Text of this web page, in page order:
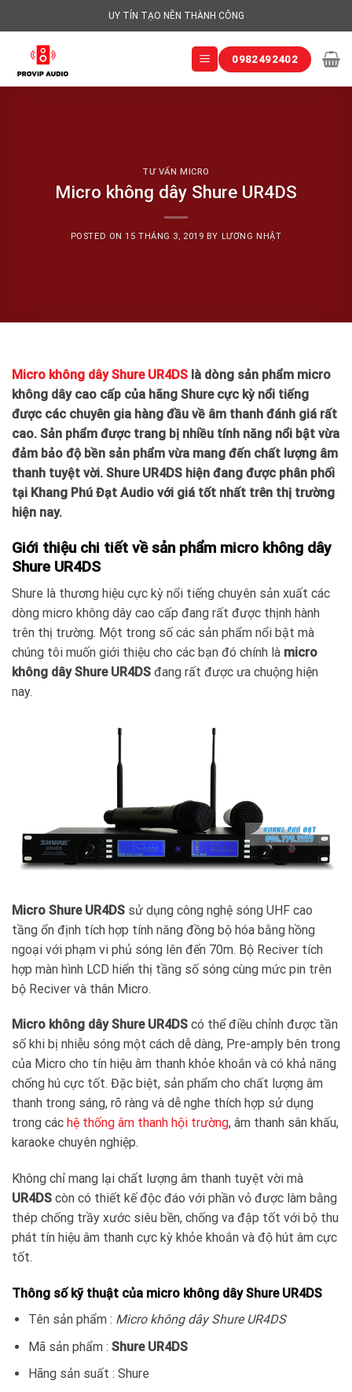
to
content
UY TÍN TẠO NÊN THÀNH CÔNG
0982492402
TƯ VẤN MICRO
Micro không dây Shure UR4DS
POSTED ON15 THÁNG 3, 2019 BY LƯƠNG NHẬT
Micro không dây Shure UR4DS là dòng sản phẩm micro
không dây cao cấp của hãng Shure cực kỳ nổi tiếng
được các chuyên gia hàng đầu về âm thanh đánh giá rất
cao. Sản phẩm được trang bị nhiều tính năng nổi bật vừa
đảm bảo độ bền sản phẩm vừa mang đến chất lượng âm
thanh tuyệt vời. Shure UR4DS hiện đang được phân phối
tại Khang Phú Đạt Audio với giá tốt nhất trên thị trường
hiện nay.
Giới thiệu chi tiết về sản phẩm micro không dây
Shure UR4DS
Shure là thương hiệu cực kỳ nổi tiếng chuyên sản xuất các
dòng micro không dây cao cấp đang rất được thịnh hành
trên thị trường. Một trong số các sản phẩm nổi bật mà
chúng tôi muốn giới thiệu cho các bạn đó chính là micro
không dây Shure UR4DS đang rất được ưa chuộng hiện
nay.
Micro Shure UR4DS sử dụng công nghệ sóng UHF cao
tầng ổn định tích hợp tính năng đồng bộ hóa bằng hồng
ngoại với phạm vi phủ sóng lên đến 70m. Bộ Reciver tích
hợp màn hình LCD hiển thị tầng số sóng cùng mức pin trên
bộ Reciver và thân Micro.
Micro không dây Shure UR4DS có thể điều chỉnh được tần
số khi bị nhiễu sóng một cách dễ dàng, Pre-amply bên trong
của Micro cho tín hiệu âm thanh khỏe khoắn và có khả năng
chống hú cực tốt. Đặc biệt, sản phẩm cho chất lượng âm
thanh trong sáng, rõ ràng và dễ nghe thích hợp sử dụng
trong các hệ thống âm thanh hội trường, âm thanh sân khấu,
karaoke chuyên nghiệp.
Không chỉ mang lại chất lượng âm thanh tuyệt vời mà
UR4DS còn có thiết kế độc đáo với phần vỏ được làm bằng
thép chống trầy xước siêu bền, chống va đập tốt với bộ thu
phát tín hiệu âm thanh cực kỳ khỏe khoắn và độ hút âm cực
tốt.
Thông số kỹ thuật của micro không dây Shure UR4DS
Tên sản phẩm : Micro không dây Shure UR4DS
Mã sản phẩm : Shure UR4DS
Hãng sản suất : Shure